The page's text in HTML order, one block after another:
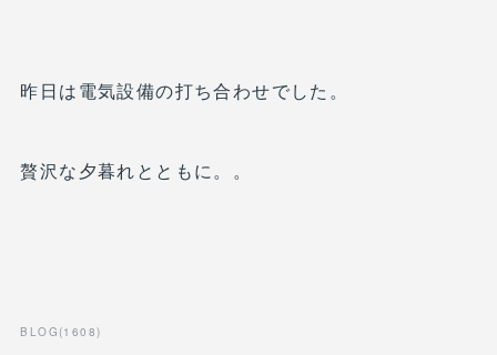
昨日は電気設備の打ち合わせでした。
贅沢な夕暮れとともに。。
BLOG (1608)